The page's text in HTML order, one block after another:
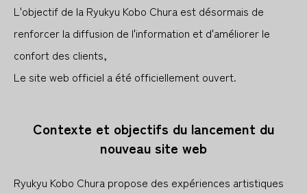
L'objectif de la Ryukyu Kobo Chura est désormais de
renforcer la diffusion de l'information et d'améliorer le
confort des clients,
Le site web officiel a été officiellement ouvert.
Contexte et objectifs du lancement du
nouveau site web
Ryukyu Kobo Chura propose des expériences artistiques